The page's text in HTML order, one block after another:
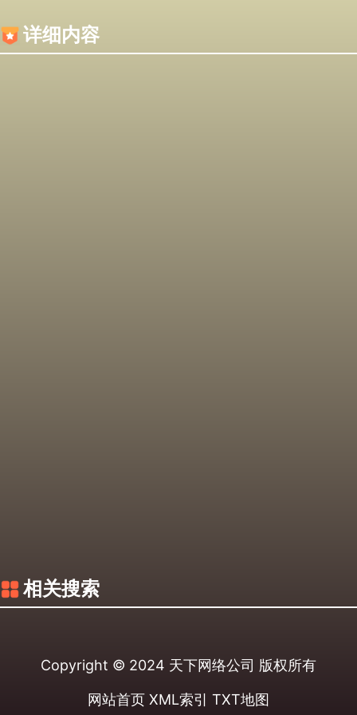
详细内容
相关搜索
Copyright © 2024 天下网络公司 版权所有
网站首页 XML索引 TXT地图